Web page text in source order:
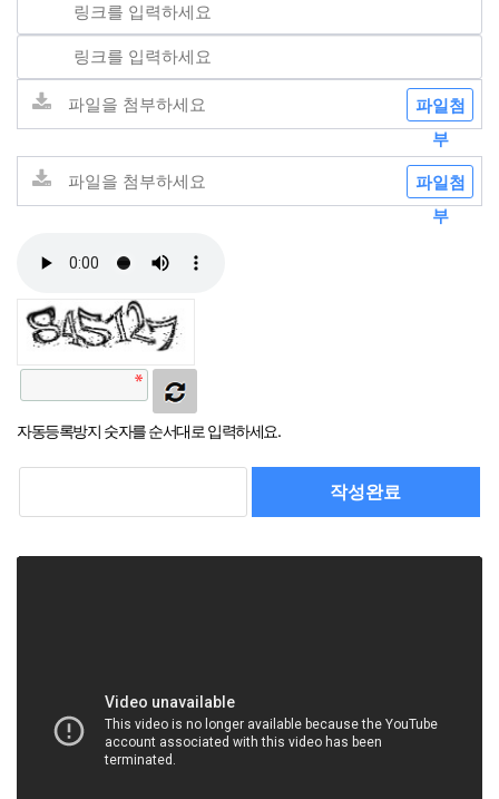
파일첨
부
파일첨
부
자동등록방지 숫자를 순서대로 입력하세요.
작성완료